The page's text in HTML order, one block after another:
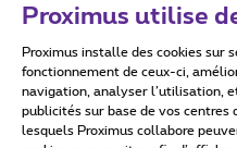
Conditions d'utilisation
Proximus utilise
Proximus installe des cookies sur
fonctionnement de ceux-ci,
navigation, analyser l’utilisation,
publicités sur base de vos centres
lesquels Proximus collabore